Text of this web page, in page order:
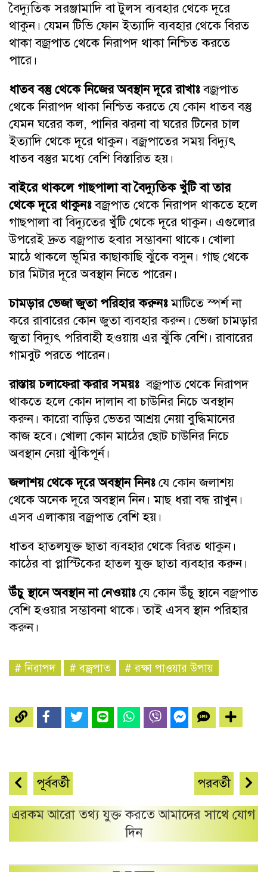
বৈদ্যুতিক সরঞ্জামাদি বা টুলস ব্যবহার থেকে দূরে
থাকুন। যেমন টিভি ফোন ইত্যাদি ব্যবহার থেকে বিরত
থাকা বজ্রপাত থেকে নিরাপদ থাকা নিশ্চিত করতে
পারে।
ধাতব বস্তু থেকে নিজের অবস্থান দূরে রাখাঃবজ্রপাত
থেকে নিরাপদ থাকা নিশ্চিত করতে যে কোন ধাতব বস্তু
যেমন ঘরের কল, পানির ঝরনা বা ঘরের টিনের চাল
ইত্যাদি থেকে দূরে থাকুন। বজ্রপাতের সময় বিদ্যুৎ
ধাতব বস্তুর মধ্যে বেশি বিস্তারিত হয়।
বাইরে থাকলে গাছপালা বা বৈদ্যুতিক খুঁটি বা তার
থেকে দূরে থাকুনঃবজ্রপাত থেকে নিরাপদ থাকতে হলে
গাছপালা বা বিদ্যুতের খুঁটি থেকে দূরে থাকুন। এগুলোর
উপরেই দ্রুত বজ্রপাত হবার সম্ভাবনা থাকে। খোলা
মাঠে থাকলে ভূমির কাছাকাছি ঝুঁকে বসুন। গাছ থেকে
চার মিটার দূরে অবস্থান নিতে পারেন।
চামড়ার ভেজা জুতা পরিহার করুনঃমাটিতে স্পর্শ না
করে রাবারের কোন জুতা ব্যবহার করুন। ভেজা চামড়ার
জুতা বিদ্যুৎ পরিবাহী হওয়ায় এর ঝুঁকি বেশি। রাবারের
গামবুট পরতে পারেন।
রাস্তায় চলাফেরা করার সময়ঃ বজ্রপাত থেকে নিরাপদ
থাকতে হলে কোন দালান বা চাউনির নিচে অবস্থান
করুন। কারো বাড়ির ভেতর আশ্রয় নেয়া বুদ্ধিমানের
কাজ হবে। খোলা কোন মাঠের ছোট চাউনির নিচে
অবস্থান নেয়া ঝুঁকিপূর্ন।
জলাশয় থেকে দূরে অবস্থান নিনঃযে কোন জলাশয়
থেকে অনেক দূরে অবস্থান নিন। মাছ ধরা বন্ধ রাখুন।
এসব এলাকায় বজ্রপাত বেশি হয়।
ধাতব হাতলযুক্ত ছাতা ব্যবহার থেকে বিরত থাকুন।
কাঠের বা প্লাস্টিকের হাতল যুক্ত ছাতা ব্যবহার করুন।
উঁচু স্থানে অবস্থান না নেওয়াঃযে কোন উঁচু স্থানে বজ্রপাত
বেশি হওয়ার সম্ভাবনা থাকে। তাই এসব স্থান পরিহার
করুন।
#নিরাপদ #বজ্রপাত #রক্ষা পাওয়ার উপায়
পূর্ববর্তী পরবর্তী
এরকম আরো তথ্য যুক্ত করতে আমাদের সাথে যোগ
দিন